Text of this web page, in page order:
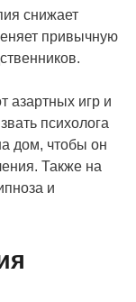
снижает
привычную
азартных игр и
психолога
дом, чтобы он
Также на
и